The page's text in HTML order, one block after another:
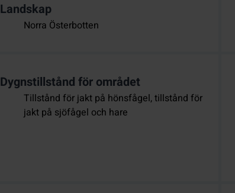
Landskap
Norra Österbotten
Dygnstillstånd för området
Tillstånd för jakt på hönsfågel, tillstånd för
jakt på sjöfågel och hare